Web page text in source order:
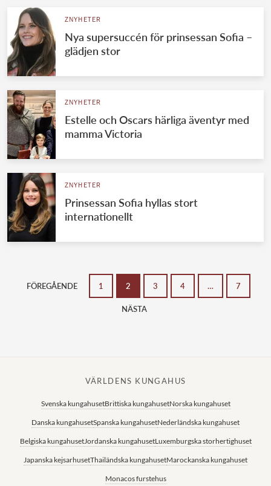
ZNYHETER
Nya supersuccén för prinsessan Sofia –
glädjen stor
ZNYHETER
Estelle och Oscars härliga äventyr med
mamma Victoria
ZNYHETER
Prinsessan Sofia hyllas stort
internationellt
FÖREGÅENDE 1 2 3 4 … 7
NÄSTA
VÄRLDENS KUNGAHUS
Svenska kungahusetBrittiska kungahusetNorska kungahuset
Danska kungahusetSpanska kungahusetNederländska kungahuset
Belgiska kungahusetJordanska kungahusetLuxemburgska storhertighuset
Japanska kejsarhusetThailändska kungahusetMarockanska kungahuset
Monacos furstehus